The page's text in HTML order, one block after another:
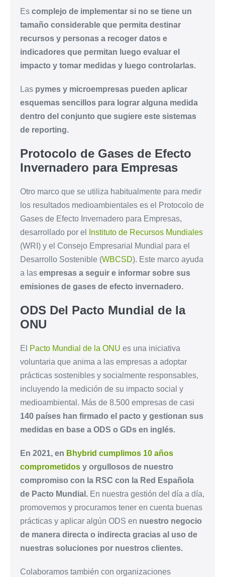
Es complejo de implementar si no se tiene un
tamaño considerable que permita destinar
recursos y personas a recoger datos e
indicadores que permitan luego evaluar el
impacto y tomar medidas y luego controlarlas.
Las pymes y microempresas pueden aplicar
esquemas sencillos para lograr alguna medida
dentro del conjunto que sugiere este sistemas
de reporting.
Protocolo de Gases de Efecto
Invernadero para Empresas
Otro marco que se utiliza habitualmente para medir
los resultados medioambientales es el Protocolo de
Gases de Efecto Invernadero para Empresas,
desarrollado por el
Instituto de Recursos Mundiales
(WRI) y el Consejo Empresarial Mundial para el
Desarrollo Sostenible (WBCSD). Este marco ayuda
a las empresas a seguir e informar sobre sus
emisiones de gases de efecto invernadero.
ODS Del Pacto Mundial de la
ONU
El Pacto Mundial de la ONU es una iniciativa
voluntaria que anima a las empresas a adoptar
prácticas sostenibles y socialmente responsables,
incluyendo la medición de su impacto social y
medioambiental. Más de 8.500 empresas de casi
140 países han firmado el pacto y gestionan sus
medidas en base a ODS o GDs en inglés.
En 2021, en Bhybrid cumplimos 10 años
comprometidos y orgullosos de nuestro
compromiso con la RSC con la Red Española
de Pacto Mundial. En nuestra gestión del día a día,
promovemos y procuramos tener en cuenta buenas
prácticas y aplicar algún ODS en nuestro negocio
de manera directa o indirecta gracias al uso de
nuestras soluciones por nuestros clientes.
Colaboramos también con organizaciones